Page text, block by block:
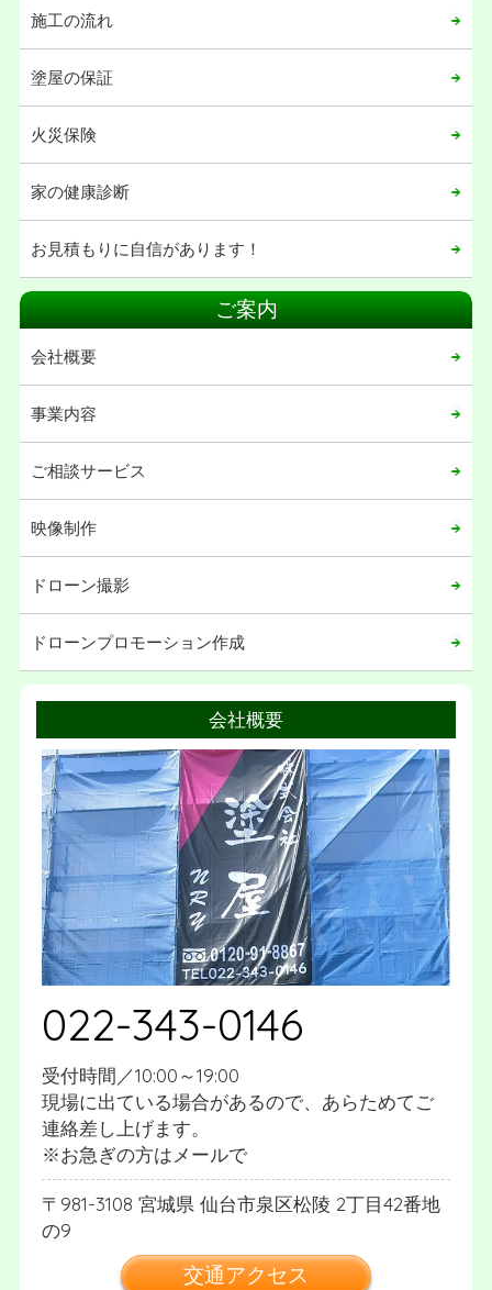
施工の流れ
塗屋の保証
火災保険
家の健康診断
お見積もりに自信があります！
ご案内
会社概要
事業内容
ご相談サービス
映像制作
ドローン撮影
ドローンプロモーション作成
会社概要
022-343-0146
受付時間／10:00～19:00
現場に出ている場合があるので、あらためてご
連絡差し上げます。
※お急ぎの方はメールで
981-3108 宮城県 仙台市泉区松陵 2丁目42番地
の9
交通アクセス